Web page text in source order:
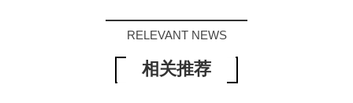
RELEVANT NEWS
相关推荐